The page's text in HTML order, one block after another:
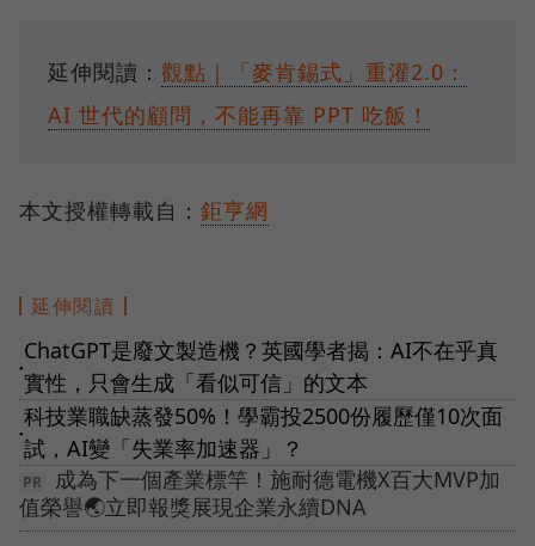
延伸閱讀： 觀點｜「麥肯錫式」重灌2.0：
AI 世代的顧問，不能再靠 PPT 吃飯！
本文授權轉載自： 鉅亨網
延伸閱讀
●
ChatGPT是廢文製造機？英國學者揭：AI不在乎真
實性，只會生成「看似可信」的文本
●
科技業職缺蒸發50%！學霸投2500份履歷僅10次面
試，AI變「失業率加速器」？
成為下一個產業標竿！施耐德電機X百大MVP加
值榮譽🌏立即報獎展現企業永續DNA